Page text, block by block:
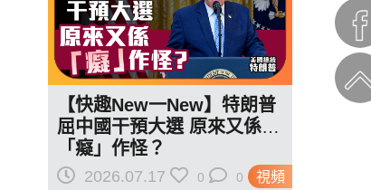
視頻
【快趣New一New】特朗普
屈中國干預大選 原來又係
「癡」作怪？
2026.07.17 0 0